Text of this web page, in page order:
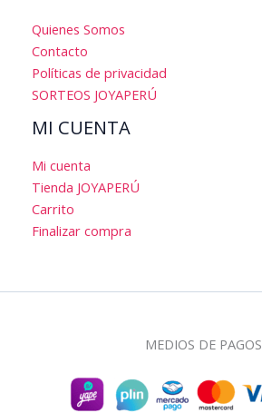
Quienes Somos
Contacto
Políticas de privacidad
SORTEOS JOYAPERÚ
MI CUENTA
Mi cuenta
Tienda JOYAPERÚ
Carrito
Finalizar compra
MEDIOS DE PAGOS